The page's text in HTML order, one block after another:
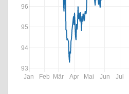
Jan Feb Mär Apr Mai Jun Jul
93
94
95
96